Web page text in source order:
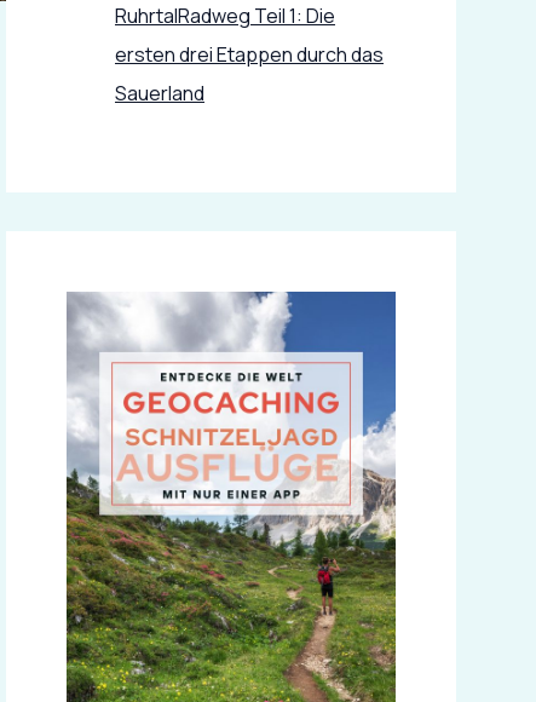
RuhrtalRadweg Teil 1: Die
ersten drei Etappen durch das
Sauerland